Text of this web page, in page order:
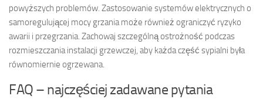
powyższych problemów. Zastosowanie systemów elektrycznych o
samoregulującej mocy grzania może również ograniczyć ryzyko
awarii i przegrzania. Zachowaj szczególną ostrożność podczas
rozmieszczania instalacji grzewczej, aby każda część sypialni była
równomiernie ogrzewana.
FAQ – najczęściej zadawane pytania